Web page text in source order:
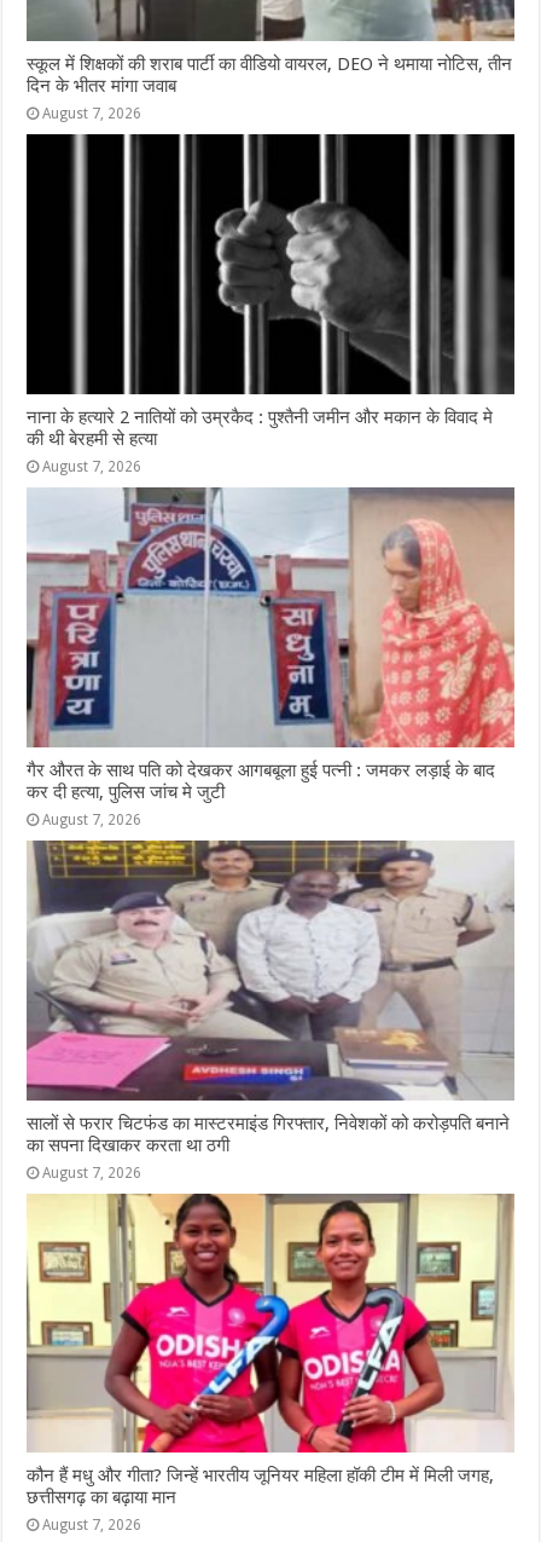
स्कूल में शिक्षकों की शराब पार्टी का वीडियो वायरल, DEO ने थमाया नोटिस, तीन
दिन के भीतर मांगा जवाब
August 7, 2026
नाना के हत्यारे 2 नातियों को उम्रकैद : पुश्तैनी जमीन और मकान के विवाद मे
की थी बेरहमी से हत्या
August 7, 2026
गैर औरत के साथ पति को देखकर आगबबूला हुई पत्नी : जमकर लड़ाई के बाद
कर दी हत्या, पुलिस जांच मे जुटी
August 7, 2026
सालों से फरार चिटफंड का मास्टरमाइंड गिरफ्तार, निवेशकों को करोड़पति बनाने
का सपना दिखाकर करता था ठगी
August 7, 2026
कौन हैं मधु और गीता? जिन्हें भारतीय जूनियर महिला हॉकी टीम में मिली जगह,
छत्तीसगढ़ का बढ़ाया मान
August 7, 2026